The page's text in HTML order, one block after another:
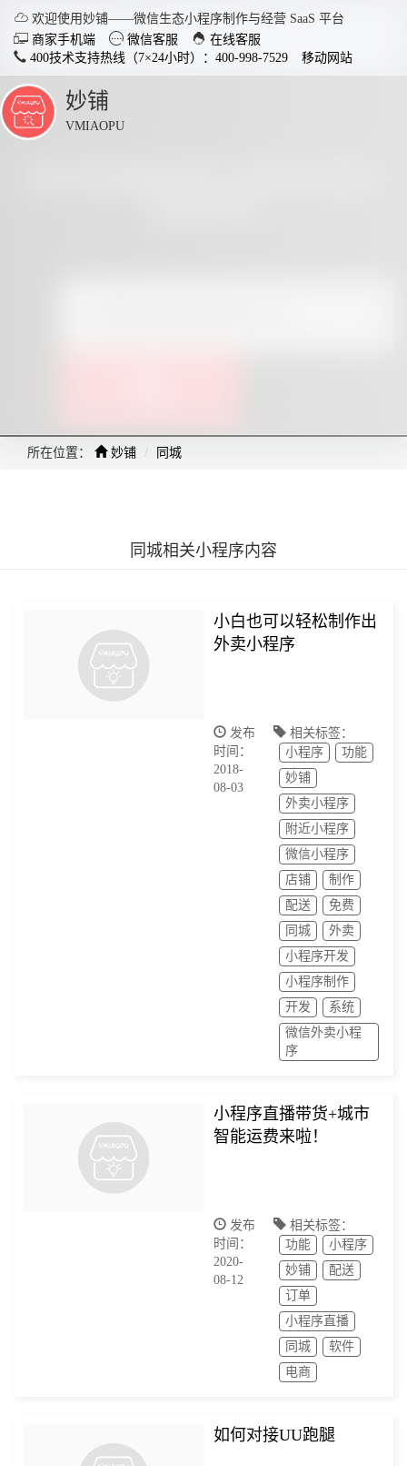
 欢迎使用妙铺——微信生态小程序制作与经营 SaaS 平台
 商家手机端  微信客服  在线客服
400技术支持热线（7×24小时）：400-998-7529
移动网站
妙铺
VMIAOPU
所在位置： 妙铺 同城
同城相关小程序内容
小白也可以轻松制作出
外卖小程序
发布
时间：
2018-
08-03
相关标签：
小程序
功能
妙铺
外卖小程序
附近小程序
微信小程序
店铺
制作
配送
免费
同城
外卖
小程序开发
小程序制作
开发
系统
微信外卖小程
序
小程序直播带货+城市
智能运费来啦！
发布
时间：
2020-
08-12
相关标签：
功能
小程序
妙铺
配送
订单
小程序直播
同城
软件
电商
如何对接UU跑腿